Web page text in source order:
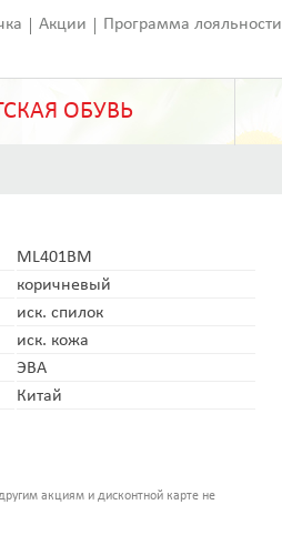
Акции Программа лояльности
ОБУВЬ
ML401BM
коричневый
иск. спилок
иск. кожа
ЭВА
Китай
акциям и дисконтной карте не